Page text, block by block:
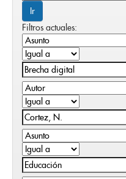
Filtros actuales: